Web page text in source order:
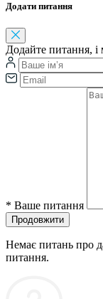
Додати питання
Додайте питання,
* Ваше питання
Продовжити
Немає питань про
питання.